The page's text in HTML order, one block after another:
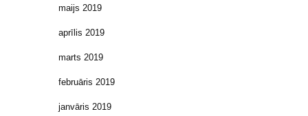
maijs 2019
aprīlis 2019
marts 2019
februāris 2019
janvāris 2019